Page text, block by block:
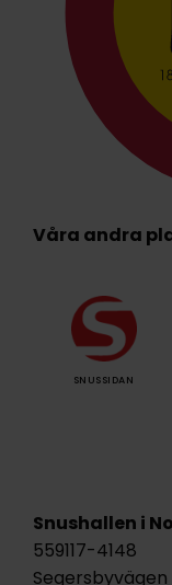
Våra andra
SNUSSIDAN
Snushallen i
559117-4148
Segersbyvägen